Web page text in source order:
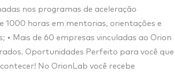
nos programas de aceleração
1000 horas em mentorias, orientações e
Mais de 60 empresas vinculadas ao Orion
Oportunidades Perfeito para você que
No OrionLab você recebe